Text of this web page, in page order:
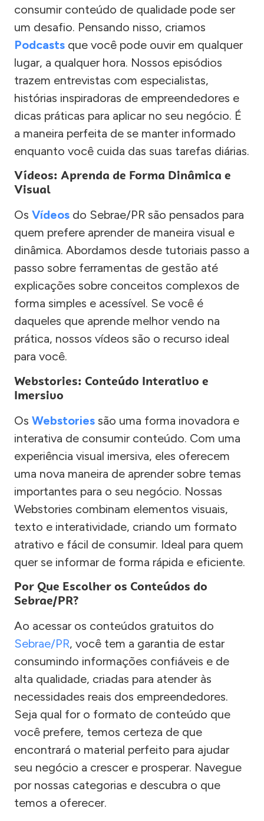
consumir conteúdo de qualidade pode ser
um desafio. Pensando nisso, criamos
Podcasts que você pode ouvir em qualquer
lugar, a qualquer hora. Nossos episódios
trazem entrevistas com especialistas,
histórias inspiradoras de empreendedores e
dicas práticas para aplicar no seu negócio. É
a maneira perfeita de se manter informado
enquanto você cuida das suas tarefas diárias.
Vídeos: Aprenda de Forma Dinâmica e
Visual
Os Vídeos do Sebrae/PR são pensados para
quem prefere aprender de maneira visual e
dinâmica. Abordamos desde tutoriais passo a
passo sobre ferramentas de gestão até
explicações sobre conceitos complexos de
forma simples e acessível. Se você é
daqueles que aprende melhor vendo na
prática, nossos vídeos são o recurso ideal
para você.
Webstories: Conteúdo Interativo e
Imersivo
Os Webstories são uma forma inovadora e
interativa de consumir conteúdo. Com uma
experiência visual imersiva, eles oferecem
uma nova maneira de aprender sobre temas
importantes para o seu negócio. Nossas
Webstories combinam elementos visuais,
texto e interatividade, criando um formato
atrativo e fácil de consumir. Ideal para quem
quer se informar de forma rápida e eficiente.
Por Que Escolher os Conteúdos do
Sebrae/PR?
Ao acessar os conteúdos gratuitos do
Sebrae/PR, você tem a garantia de estar
consumindo informações confiáveis e de
alta qualidade, criadas para atender às
necessidades reais dos empreendedores.
Seja qual for o formato de conteúdo que
você prefere, temos certeza de que
encontrará o material perfeito para ajudar
seu negócio a crescer e prosperar. Navegue
por nossas categorias e descubra o que
temos a oferecer.